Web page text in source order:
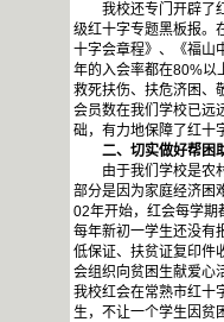
我校还专门开辟了红
级红十字专题黑板报。
十字会章程》、《福山
年的入会率都在80%以
救死扶伤、扶危济困、
会员数在我们学校已远
础，有力地保障了红十
二、切实做好帮困助
由于我们学校是农村
部分是因为家庭经济困
02年开始，红会每学期
每年新初一学生还没有
低保证、扶贫证复印件
会组织向贫困生献爱心
我校红会在常熟市红十
生，不让一个学生因贫